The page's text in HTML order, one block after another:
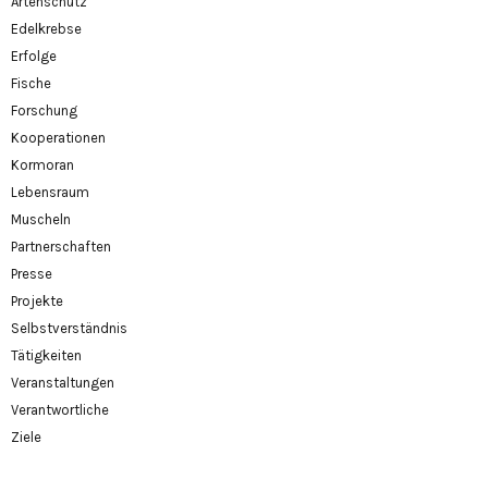
Edelkrebse
Erfolge
Fische
Forschung
Kooperationen
Kormoran
Lebensraum
Muscheln
Partnerschaften
Presse
Projekte
Selbstverständnis
Tätigkeiten
Veranstaltungen
Verantwortliche
Ziele